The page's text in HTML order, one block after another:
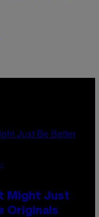
Might Just
Originals